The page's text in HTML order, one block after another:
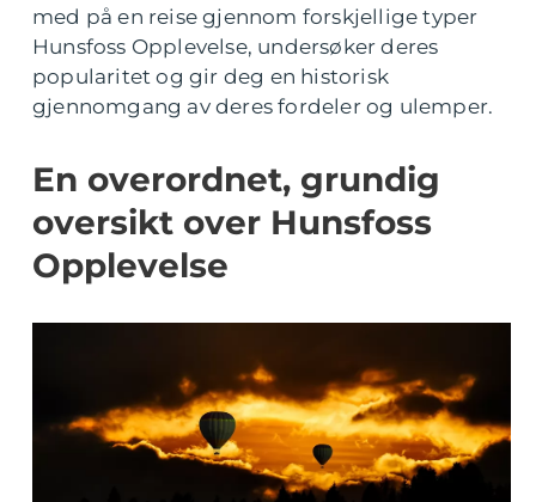
med på en reise gjennom forskjellige typer
Hunsfoss Opplevelse, undersøker deres
popularitet og gir deg en historisk
gjennomgang av deres fordeler og ulemper.
En overordnet, grundig
oversikt over Hunsfoss
Opplevelse